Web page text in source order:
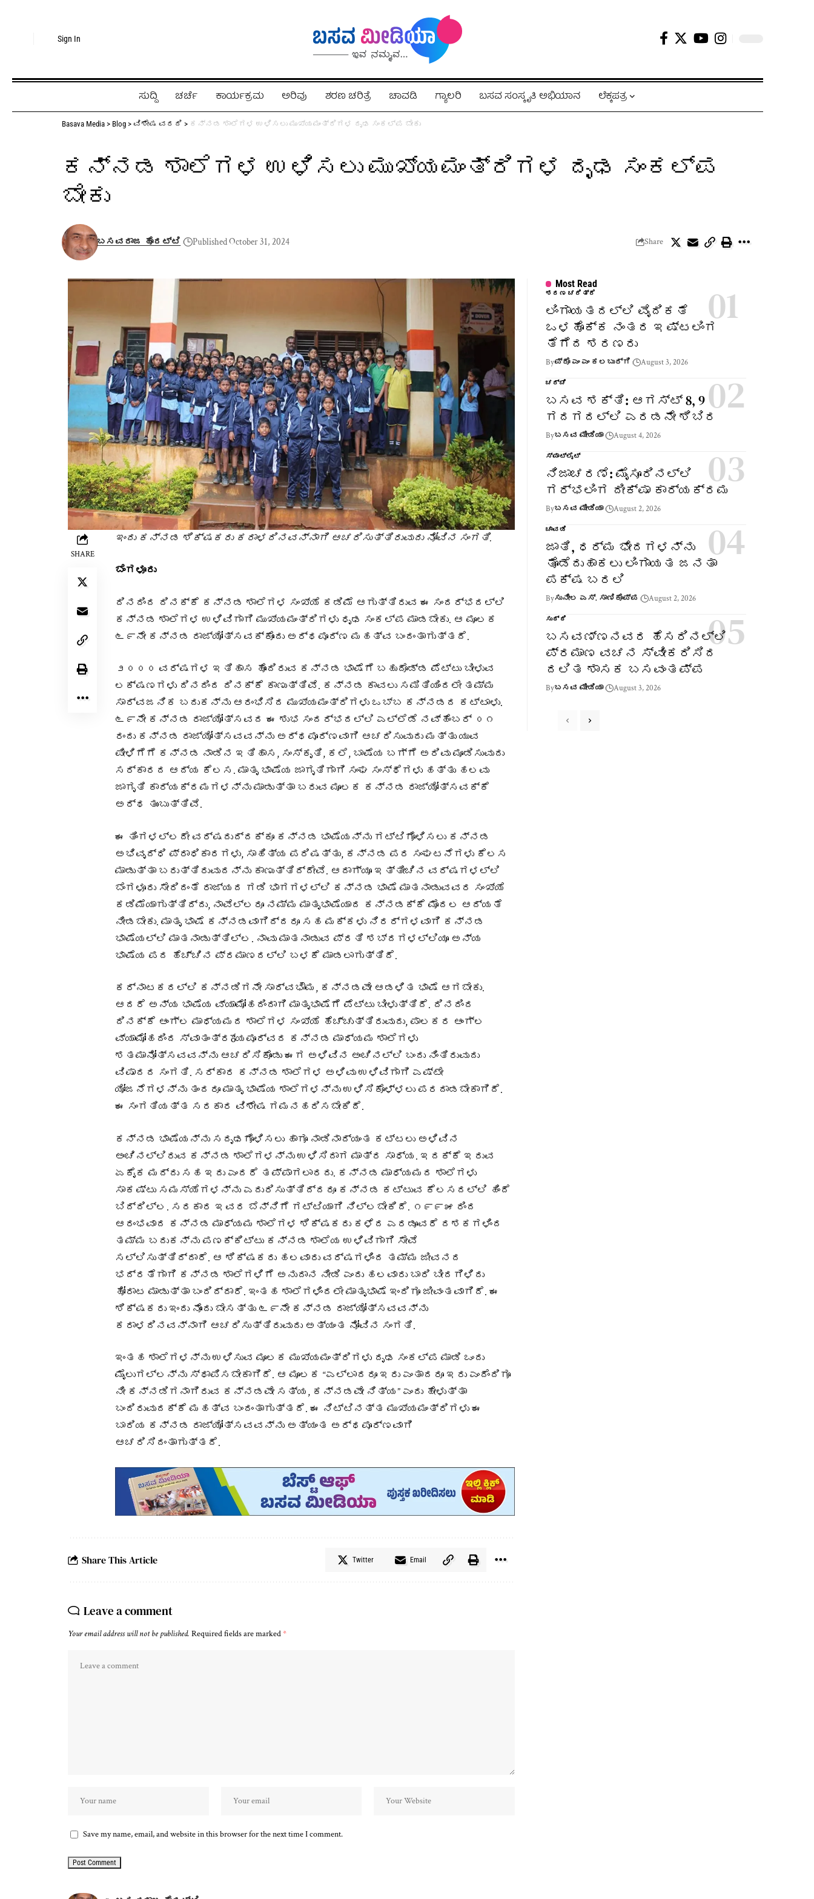
Sign In
ಸುದ್ದಿ ಚರ್ಚೆ ಕಾರ್ಯಕ್ರಮ ಅರಿವು ಶರಣ ಚರಿತ್ರೆ ಚಾವಡಿ ಗ್ಯಾಲರಿ ಬಸವ ಸಂಸ್ಕೃತಿ ಅಭಿಯಾನ ಲೆಕ್ಕಪತ್ರ
Basava Media > Blog > ವಿಶೇಷ ವರದಿ > ಕನ್ನಡ ಶಾಲೆಗಳ ಉಳಿಸಲು ಮುಖ್ಯಮಂತ್ರಿಗಳ ದೃಢ ಸಂಕಲ್ಪ ಬೇಕು
ಕನ್ನಡ ಶಾಲೆಗಳ ಉಳಿಸಲು ಮುಖ್ಯಮಂತ್ರಿಗಳ ದೃಢ ಸಂಕಲ್ಪ
ಬೇಕು
ಬಸವರಾಜ ಹೊರಟ್ಟಿ Published October 31, 2024 Share
SHARE
ಇಂದು ಕನ್ನಡ ಶಿಕ್ಷಕರು ಕರಾಳದಿನವನ್ನಾಗಿ ಆಚರಿಸುತ್ತಿರುವುದು ನೋವಿನ ಸಂಗತಿ.
ಬೆಂಗಳೂರು
ದಿನದಿಂದ ದಿನಕ್ಕೆ ಕನ್ನಡ ಶಾಲೆಗಳ ಸಂಖ್ಯೆ ಕಡಿಮೆ ಆಗುತ್ತಿರುವ ಈ ಸಂದರ್ಭದಲ್ಲಿ
ಕನ್ನಡ ಶಾಲೆಗಳ ಉಳಿವಿಗಾಗಿ ಮುಖ್ಯಮಂತ್ರಿಗಳು ಧೃಢ ಸಂಕಲ್ಪ ಮಾಡಬೇಕು. ಆ ಮೂಲಕ
೬೯ನೇ ಕನ್ನಡ ರಾಜ್ಯೋತ್ಸವಕ್ಕೊಂದು ಅರ್ಥಪೂರ್ಣ ಮಹತ್ವ ಬಂದಂತಾಗುತ್ತದೆ.
೨೦೦೦ ವರ್ಷಗಳ ಇತಿಹಾಸ ಹೊಂದಿರುವ ಕನ್ನಡ ಭಾಷೆಗೆ ಬಹುದೊಡ್ಡ ಪೆಟ್ಟು ಬೀಳುವ
ಲಕ್ಷಣಗಳು ದಿನದಿಂದ ದಿನಕ್ಕೆ ಕಾಣುತ್ತಿವೆ. ಕನ್ನಡ ಕಾವಲು ಸಮಿತಿಯಿಂದಲೇ ತಮ್ಮ
ಸಾರ್ವಜನಿಕ ಬದುಕನ್ನು ಆರಂಭಿಸಿದ ಮುಖ್ಯಮಂತ್ರಿಗಳು ಒಬ್ಬ ಕನ್ನಡದ ಕಟ್ಟಾಳು.
೬೯ನೇ ಕನ್ನಡ ರಾಜ್ಯೋತ್ಸವದ ಈ ಶುಭ ಸಂದರ್ಭದಲ್ಲಿ ಎಲ್ಲೆಡೆ ನವ್ಹೆಂಬರ್ ೦೧
ರಂದು ಕನ್ನಡ ರಾಜ್ಯೋತ್ಸವವನ್ನು ಅರ್ಥಪೂರ್ಣವಾಗಿ ಆಚರಿಸುವುದು ಮತ್ತು ಯುವ
ಪೀಳಿಗೆಗೆ ಕನ್ನಡ ನಾಡಿನ ಇತಿಹಾಸ, ಸಂಸ್ಕೃತಿ, ಕಲೆ, ಬಾಷೆಯ ಬಗ್ಗೆ ಅರಿವು ಮೂಡಿಸುವುದು
ಸರ್ಕಾರದ ಆದ್ಯ ಕೆಲಸ. ಮಾತೃ ಭಾಷೆಯ ಜಾಗೃತಿಗಾಗಿ ಸಂಘ ಸಂಸ್ಥೆಗಳು ಹತ್ತು ಹಲವು
ಜಾಗೃತಿ ಕಾರ್ಯಕ್ರಮಗಳನ್ನು ಮಾಡುತ್ತಾ ಬರುವ ಮೂಲಕ ಕನ್ನಡ ರಾಜ್ಯೋತ್ಸವಕ್ಕೆ
ಅರ್ಥ ತುಂಬುತ್ತಿವೆ.
ಈ ತಿಂಗಳಲ್ಲದೇ ವರ್ಷದುದ್ದಕ್ಕೂ ಕನ್ನಡ ಭಾಷೆಯನ್ನು ಗಟ್ಟಿಗೊಳಿಸಲು ಕನ್ನಡ
ಅಭಿವೃದ್ಧಿ ಪ್ರಾಧಿಕಾರಗಳು, ಸಾಹಿತ್ಯ ಪರಿಷತ್ತು, ಕನ್ನಡ ಪರ ಸಂಘಟನೆಗಳು ಕೆಲಸ
ಮಾಡುತ್ತಾ ಬರುತ್ತಿರುವುದನ್ನು ಕಾಣುತ್ತಿದ್ದೇವೆ. ಆದಾಗ್ಯೂ ಇತ್ತೀಚಿನ ವರ್ಷಗಳಲ್ಲಿ
ಬೆಂಗಳೂರು ಸೇರಿದಂತೆ ರಾಜ್ಯದ ಗಡಿ ಭಾಗಗಳಲ್ಲಿ ಕನ್ನಡ ಭಾಷೆ ಮಾತನಾಡುವವರ ಸಂಖ್ಯೆ
ಕಡಿಮೆಯಾಗುತ್ತಿದ್ದು, ನಾವೆಲ್ಲರೂ ನಮ್ಮ ಮಾತೃಭಾಷೆಯಾದ ಕನ್ನಡಕ್ಕೆ ಮೊದಲ ಆದ್ಯತೆ
ನೀಡಬೇಕು. ಮಾತೃ ಭಾಷೆ ಕನ್ನಡವಾಗಿದ್ದರೂ ಸಹ ಮಕ್ಕಳು ನಿರರ್ಗಳವಾಗಿ ಕನ್ನಡ
ಭಾಷೆಯಲ್ಲಿ ಮಾತನಾಡುತ್ತಿಲ್ಲ. ನಾವು ಮಾತನಾಡುವ ಪ್ರತಿ ಶಬ್ದಗಳಲ್ಲಿಯೂ ಅನ್ಯ
ಭಾಷೆಯ ಪದ ಹೆಚ್ಚಿನ ಪ್ರಮಾಣದಲ್ಲಿ ಬಳಕೆ ಮಾಡಲಾಗುತ್ತಿದೆ.
ಕರ್ನಾಟಕದಲ್ಲಿ ಕನ್ನಡಿಗನೇ ಸಾರ್ವಭೌಮ, ಕನ್ನಡವೇ ಆಡಳಿತ ಭಾಷೆ ಆಗಬೇಕು.
ಆದರೆ ಅನ್ಯ ಭಾಷೆಯ ವ್ಯಾಮೋಹದಿಂದಾಗಿ ಮಾತೃಭಾಷೆಗೆ ಪೆಟ್ಟು ಬೀಳುತ್ತಿದೆ. ದಿನದಿಂದ
ದಿನಕ್ಕೆ ಆಂಗ್ಲ ಮಾಧ್ಯಮದ ಶಾಲೆಗಳ ಸಂಖ್ಯೆ ಹೆಚ್ಚುತ್ತಿರುವುದು, ಪಾಲಕರ ಆಂಗ್ಲ
ವ್ಯಾಮೋಹದಿಂದ ಸ್ವಾತಂತ್ರö್ಯಪೂರ್ವದ ಕನ್ನಡ ಮಾಧ್ಯಮ ಶಾಲೆಗಳು
ಶತಮಾನೋತ್ಸವವನ್ನು ಆಚರಿಸಿಕೊಂಡು ಈಗ ಅಳಿವಿನ ಅಂಚಿನಲ್ಲಿ ಬಂದು ನಿಂತಿರುವುದು
ವಿಷಾದದ ಸಂಗತಿ. ಸರ್ಕಾರ ಕನ್ನಡ ಶಾಲೆಗಳ ಅಳಿವು ಉಳಿವಿಗಾಗಿ ಎಷ್ಟೇ
ಯೋಜನೆಗಳನ್ನು ತಂದರೂ ಮಾತೃ ಭಾಷೆಯ ಶಾಲೆಗಳನ್ನು ಉಳಿಸಿಕೊಳ್ಳಲು ಪರದಾಡಬೇಕಾಗಿದೆ.
ಈ ಸಂಗತಿಯತ್ತ ಸರಕಾರ ವಿಶೇಷ ಗಮನಹರಿಸಬೇಕಿದೆ.
ಕನ್ನಡ ಭಾಷೆಯನ್ನು ಸದೃಢಗೊಳಿಸಲು ಹಾಗೂ ನಾಡಿನಾದ್ಯಂತ ಕಟ್ಟಲು ಅಳಿವಿನ
ಅಂಚಿನಲ್ಲಿರುವ ಕನ್ನಡ ಶಾಲೆಗಳನ್ನು ಉಳಿಸಿದಾಗ ಮಾತ್ರ ಸಾಧ್ಯ. ಇದಕ್ಕೆ ಇರುವ
ಏಕೈಕ ಮದ್ದು ಸಹ ಇದು ಎಂದರೆ ತಪ್ಪಾಗಲಾರದು. ಕನ್ನಡ ಮಾಧ್ಯಮದ ಶಾಲೆಗಳು
ಸಾಕಷ್ಟು ಸಮಸ್ಯೆಗಳನ್ನು ಎದುರಿಸುತ್ತಿದ್ದರೂ ಕನ್ನಡ ಕಟ್ಟುವ ಕೆಲಸದಲ್ಲಿ ಹಿಂದೆ
ಬಿದ್ದಿಲ್ಲ. ಸರಕಾರ ಇವರ ಬೆನ್ನಿಗೆ ಗಟ್ಟಿಯಾಗಿ ನಿಲ್ಲಬೇಕಿದೆ. ೧೯೯೫ ರಿಂದ
ಆರಂಭವಾದ ಕನ್ನಡ ಮಾಧ್ಯಮ ಶಾಲೆಗಳ ಶಿಕ್ಷಕರು ಕಳೆದ ಎರಡೂವರೆ ದಶಕಗಳಿಂದ
ತಮ್ಮ ಬದುಕನ್ನು ಪಣಕ್ಕಿಟ್ಟು ಕನ್ನಡ ಶಾಲೆಯ ಉಳಿವಿಗಾಗಿ ಸೇವೆ
ಸಲ್ಲಿಸುತ್ತಿದ್ದಾರೆ. ಆ ಶಿಕ್ಷಕರು ಹಲವಾರು ವರ್ಷಗಳಿಂದ ತಮ್ಮ ಜೀವನದ
ಭದ್ರತೆಗಾಗಿ ಕನ್ನಡ ಶಾಲೆಗಳಿಗೆ ಅನುದಾನ ನೀಡಿ ಎಂದು ಹಲವಾರು ಬಾರಿ ಬೀದಗಿಳಿದು
ಹೋರಾಟ ಮಾಡುತ್ತಾ ಬಂದಿದ್ದಾರೆ. ಇಂತಹ ಶಾಲೆಗಳಿಂದಲೇ ಮಾತೃಭಾಷೆ ಇಂದಿಗೂ ಜೀವಂತವಾಗಿದೆ. ಈ
ಶಿಕ್ಷಕರು ಇಂದು ನೊಂದು ಬೇಸತ್ತು ೬೯ನೇ ಕನ್ನಡ ರಾಜ್ಯೋತ್ಸವವನ್ನು
ಕರಾಳದಿನವನ್ನಾಗಿ ಆಚರಿಸುತ್ತಿರುವುದು ಅತ್ಯಂತ ನೋವಿನ ಸಂಗತಿ.
ಇಂತಹ ಶಾಲೆಗಳನ್ನು ಉಳಿಸುವ ಮೂಲಕ ಮುಖ್ಯಮಂತ್ರಿಗಳು ದೃಢ ಸಂಕಲ್ಪ ಮಾಡಿ ಒಂದು
ಮೈಲುಗಲ್ಲನ್ನು ಸ್ಥಾಪಿಸಬೇಕಾಗಿದೆ. ಆ ಮೂಲಕ “ಎಲ್ಲಾದರೂ ಇರು ಎಂತಾದರೂ ಇರು ಎಂದೆಂದಿಗೂ
ನೀ ಕನ್ನಡಿಗನಾಗಿರುವ ಕನ್ನಡವೇ ಸತ್ಯ, ಕನ್ನಡವೇ ನಿತ್ಯ” ಎಂದು ಹೇಳುತ್ತಾ
ಬಂದಿರುವುದಕ್ಕೆ ಮಹತ್ವ ಬಂದಂತಾಗುತ್ತದೆ. ಈ ನಿಟ್ಟಿನತ್ತ ಮುಖ್ಯಮಂತ್ರಿಗಳು ಈ
ಬಾರಿಯ ಕನ್ನಡ ರಾಜ್ಯೋತ್ಸವವನ್ನು ಅತ್ಯಂತ ಅರ್ಥಪೂರ್ಣವಾಗಿ
ಆಚರಿಸಿದಂತಾಗುತ್ತದೆ.
Share This Article Twitter Email
Leave a comment
Your email address will not be published. Required fields are marked*
Save my name, email, and website in this browser for the next time I comment.
Most Read
ಶರಣ ಚರಿತ್ರೆ
ಲಿಂಗಾಯತದಲ್ಲಿ ವೈದಿಕತೆ
ಒಳಹೊಕ್ಕ ನಂತರ ಇಷ್ಟಲಿಂಗ
ತೆಗೆದ ಶರಣರು
Byಪ್ರೊ ಎಂ ಎಂ ಕಲಬುರ್ಗಿ August 3, 2026
ಚರ್ಚೆ
ಬಸವ ಶಕ್ತಿ: ಆಗಸ್ಟ್ 8, 9
ಗದಗದಲ್ಲಿ ಎರಡನೇ ಶಿಬಿರ
Byಬಸವ ಮೀಡಿಯಾ August 4, 2026
ಸ್ಪಾಟ್‌ಲೈಟ್
ನಿಜಾಚರಣೆ: ಮೈಸೂರಿನಲ್ಲಿ
ಗರ್ಭಲಿಂಗ ದೀಕ್ಷಾ ಕಾರ್ಯಕ್ರಮ
Byಬಸವ ಮೀಡಿಯಾ August 2, 2026
ಚಾವಡಿ
ಜಾತಿ, ಧರ್ಮ ಭೇದಗಳನ್ನು
ತೊಡೆದುಹಾಕಲು ಲಿಂಗಾಯತ ಜನತಾ
ಪಕ್ಷ ಬರಲಿ
Byಸುನೀಲ ಎಸ್. ಸಾಣಿಕೊಪ್ಪ August 2, 2026
ಸುದ್ದಿ
ಬಸವಣ್ಣನವರ ಹೆಸರಿನಲ್ಲಿ
ಪ್ರಮಾಣ ವಚನ ಸ್ವೀಕರಿಸಿದ
ದಲಿತ ಶಾಸಕ ಬಸವಂತಪ್ಪ
Byಬಸವ ಮೀಡಿಯಾ August 3, 2026